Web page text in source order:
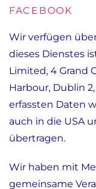
FACEBOOK
Wir verfügen
dieses Dienstes
Limited, 4 Grand
Harbour, Dublin
erfassten Daten
auch in die USA
übertragen.
Wir haben mit
gemeinsame